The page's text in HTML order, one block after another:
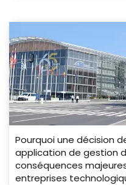
Pourquoi une décision
application de gestion
conséquences
entreprises